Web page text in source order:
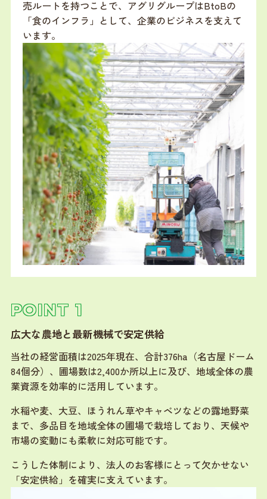
売ルートを持つことで、アグリグループはBtoBの
「食のインフラ」として、企業のビジネスを支えて
います。
POINT 1
広大な農地と最新機械で安定供給
当社の経営面積は2025年現在、合計376ha（名古屋ドーム
84個分）、圃場数は2,400か所以上に及び、地域全体の農
業資源を効率的に活用しています。
水稲や麦、大豆、ほうれん草やキャベツなどの露地野菜
まで、多品目を地域全体の圃場で栽培しており、天候や
市場の変動にも柔軟に対応可能です。
こうした体制により、法人のお客様にとって欠かせない
「安定供給」を確実に支えています。